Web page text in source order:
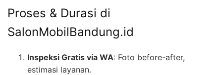
Proses & Durasi di
SalonMobilBandung.id
Inspeksi Gratis via WA: Foto before-after,
estimasi layanan.